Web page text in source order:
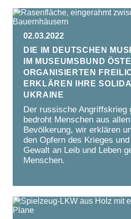
02.03.2022
Die im Deutschen
im Museumsbund
organisierten
erklären ihre
Ukraine
Der russische Angriffskrieg
bedroht Menschen aus
Bevölkerung, wir erklären
den Opfern des Krieges
Gewalt an Leib und Leben
Menschen.